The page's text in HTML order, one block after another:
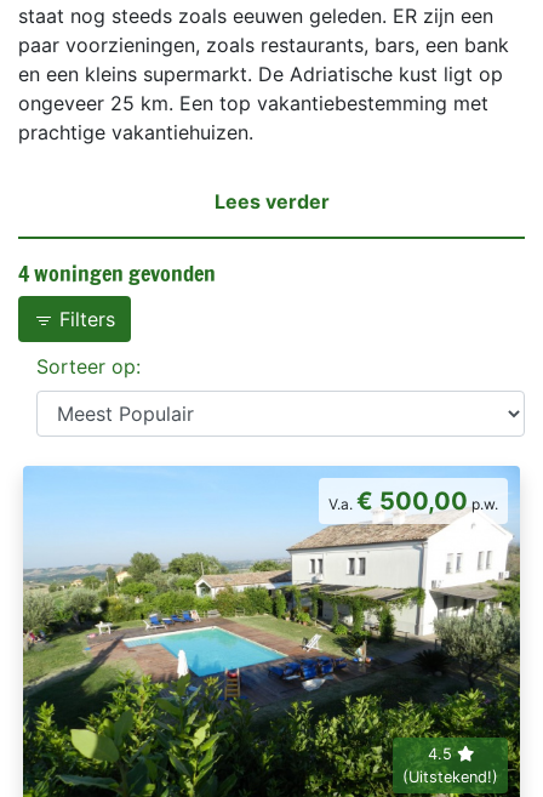
staat nog steeds zoals eeuwen geleden. ER zijn een
paar voorzieningen, zoals restaurants, bars, een bank
en een kleins supermarkt. De Adriatische kust ligt op
ongeveer 25 km. Een top vakantiebestemming met
prachtige vakantiehuizen.
Lees verder
4 woningen gevonden
Filters
Sorteer op:
V.a. € 500,00p.w.
4.5
(Uitstekend!)